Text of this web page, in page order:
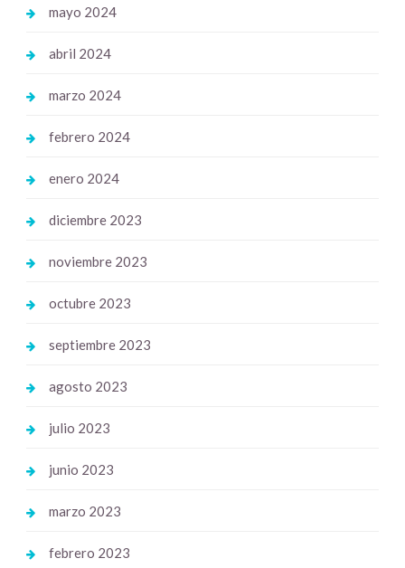
mayo 2024
abril 2024
marzo 2024
febrero 2024
enero 2024
diciembre 2023
noviembre 2023
octubre 2023
septiembre 2023
agosto 2023
julio 2023
junio 2023
marzo 2023
febrero 2023